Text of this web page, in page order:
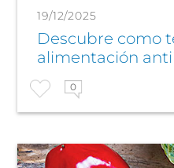
19/12/2025
Descubre como
alimentación
0